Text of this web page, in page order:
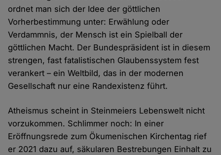
ordnet man sich der Idee der göttlichen
Vorherbestimmung unter: Erwählung oder
Verdammnis, der Mensch ist ein Spielball der
göttlichen Macht. Der Bundespräsident ist in diesem
strengen, fast fatalistischen Glaubenssystem fest
verankert – ein Weltbild, das in der modernen
Gesellschaft nur eine Randexistenz führt.
Atheismus scheint in Steinmeiers Lebenswelt nicht
vorzukommen. Schlimmer noch: In einer
Eröffnungsrede zum Ökumenischen Kirchentag rief
er 2021 dazu auf, säkularen Bestrebungen Einhalt zu